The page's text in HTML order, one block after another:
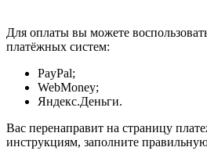
Для оплаты вы можете
платёжных систем:
PayPal;
WebMoney;
Яндекс.Деньги.
Вас перенаправит на страницу
инструкциям, заполните